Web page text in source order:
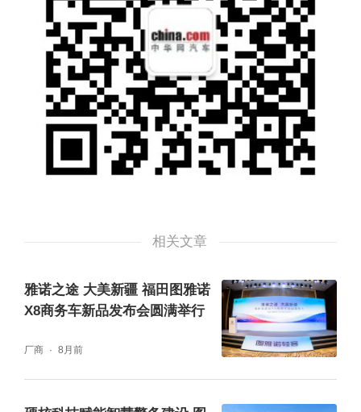
相关文章
雅诺之途 大美新疆 福田图雅诺
X8商务车新品发布会圆满举行
厂商 8月前